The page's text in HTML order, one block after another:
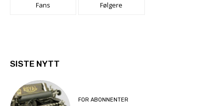
Fans Følgere
SISTE NYTT
FOR ABONNENTER